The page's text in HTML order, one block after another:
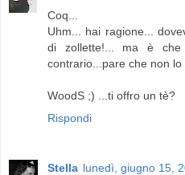
Coq...
Uhm... hai ragione...
di zollette!... ma è
contrario...pare che non lo
WoodS ;) ...ti offro un tè?
Rispondi
Stella lunedì, giugno 15,